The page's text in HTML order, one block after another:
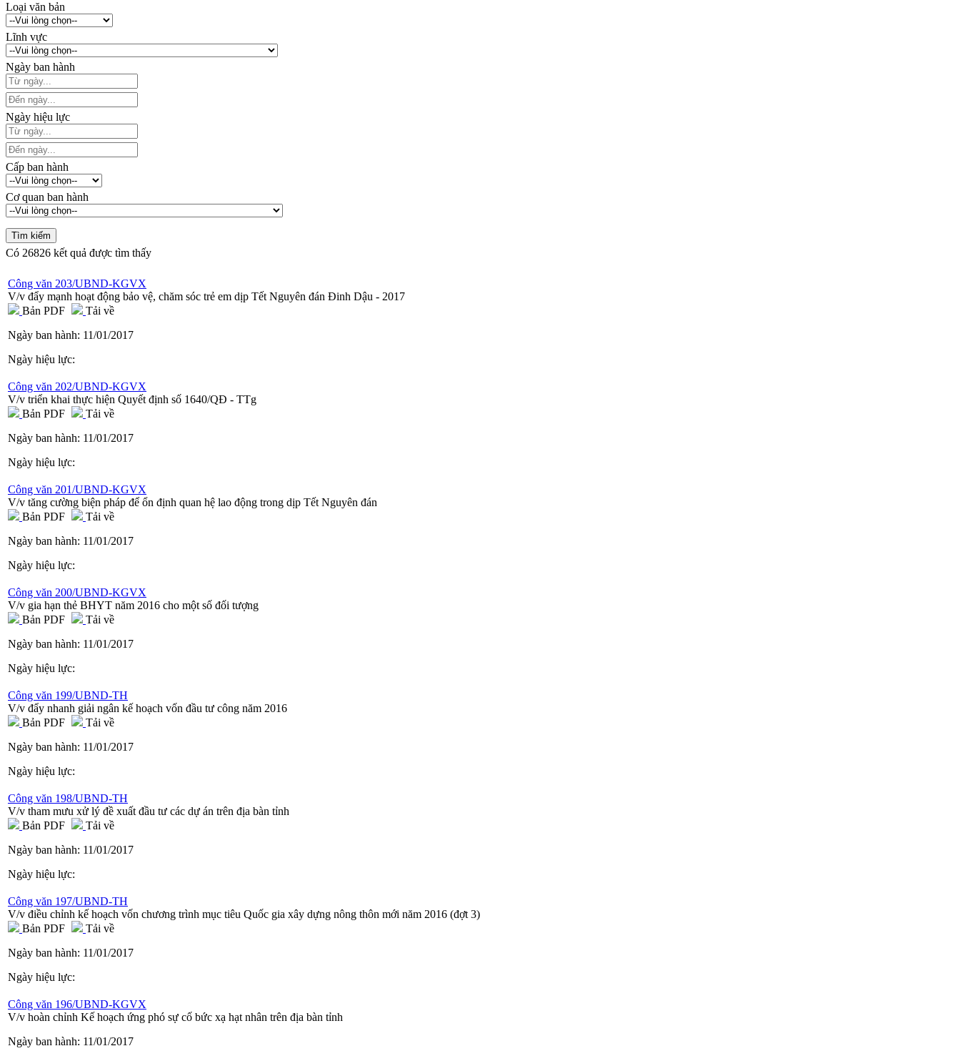
Loại văn bản
Lĩnh vực
Ngày ban hành
Ngày hiệu lực
Cấp ban hành
Cơ quan ban hành
Có 26826 kết quả được tìm thấy
Công văn 203/UBND-KGVX
V/v đẩy mạnh hoạt động bảo vệ, chăm sóc trẻ em dịp Tết Nguyên đán Đinh Dậu - 2017
Bản PDF
Tải về
Ngày ban hành: 11/01/2017
Ngày hiệu lực:
Công văn 202/UBND-KGVX
V/v triển khai thực hiện Quyết định số 1640/QĐ - TTg
Bản PDF
Tải về
Ngày ban hành: 11/01/2017
Ngày hiệu lực:
Công văn 201/UBND-KGVX
V/v tăng cường biện pháp để ổn định quan hệ lao động trong dịp Tết Nguyên đán
Bản PDF
Tải về
Ngày ban hành: 11/01/2017
Ngày hiệu lực:
Công văn 200/UBND-KGVX
V/v gia hạn thẻ BHYT năm 2016 cho một số đối tượng
Bản PDF
Tải về
Ngày ban hành: 11/01/2017
Ngày hiệu lực:
Công văn 199/UBND-TH
V/v đẩy nhanh giải ngân kế hoạch vốn đầu tư công năm 2016
Bản PDF
Tải về
Ngày ban hành: 11/01/2017
Ngày hiệu lực:
Công văn 198/UBND-TH
V/v tham mưu xử lý đề xuất đầu tư các dự án trên địa bàn tỉnh
Bản PDF
Tải về
Ngày ban hành: 11/01/2017
Ngày hiệu lực:
Công văn 197/UBND-TH
V/v điều chỉnh kế hoạch vốn chương trình mục tiêu Quốc gia xây dựng nông thôn mới năm 2016 (đợt 3)
Bản PDF
Tải về
Ngày ban hành: 11/01/2017
Ngày hiệu lực:
Công văn 196/UBND-KGVX
V/v hoàn chỉnh Kế hoạch ứng phó sự cố bức xạ hạt nhân trên địa bàn tỉnh
Ngày ban hành: 11/01/2017